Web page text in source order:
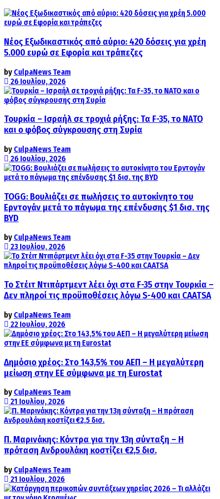
Νέος Εξωδικαστικός από αύριο: 420 δόσεις για χρέη
5.000 ευρώ σε Εφορία και τράπεζες
by CulpaNews Team
26 Ιουλίου, 2026
Τουρκία – Ισραήλ σε τροχιά ρήξης: Τα F-35, το ΝΑΤΟ
και ο φόβος σύγκρουσης στη Συρία
by CulpaNews Team
26 Ιουλίου, 2026
TOGG: Βουλιάζει σε πωλήσεις το αυτοκίνητο του
Ερντογάν μετά το πάγωμα της επένδυσης $1 δισ. της
BYD
by CulpaNews Team
23 Ιουλίου, 2026
Το Στέιτ Ντιπάρτμεντ λέει όχι στα F-35 στην Τουρκία –
Δεν πληροί τις προϋποθέσεις λόγω S-400 και CAATSA
by CulpaNews Team
22 Ιουλίου, 2026
Δημόσιο χρέος: Στο 143,5% του ΑΕΠ – Η μεγαλύτερη
μείωση στην ΕΕ σύμφωνα με τη Eurostat
by CulpaNews Team
21 Ιουλίου, 2026
Π. Μαρινάκης: Κόντρα για την 13η σύνταξη – Η
πρόταση Ανδρουλάκη κοστίζει €2,5 δισ.
by CulpaNews Team
21 Ιουλίου, 2026